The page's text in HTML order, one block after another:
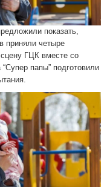
показать,
приняли четыре
ГЦК вместе со
папы” подготовили